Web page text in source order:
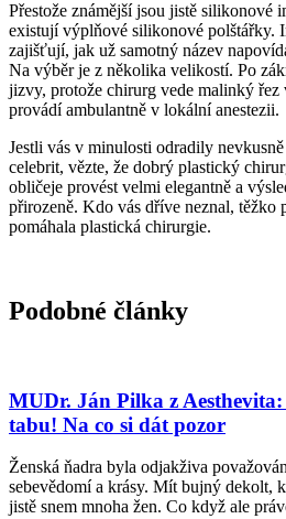
Přestože známější jsou jistě silikonové
existují výplňové silikonové polštářky.
zajišťují, jak už samotný název
Na výběr je z několika velikostí. Po
jizvy, protože chirurg vede malinký
provádí ambulantně v lokální anestezii.
Jestli vás v minulosti odradily
celebrit, vězte, že dobrý plastický
obličeje provést velmi elegantně a
přirozeně. Kdo vás dříve neznal, těžko
pomáhala plastická chirurgie.
Podobné články
MUDr. Ján Pilka z
tabu! Na co si dát pozor
Ženská ňadra byla odjakživa
sebevědomí a krásy. Mít bujný dekolt,
jistě snem mnoha žen. Co když ale